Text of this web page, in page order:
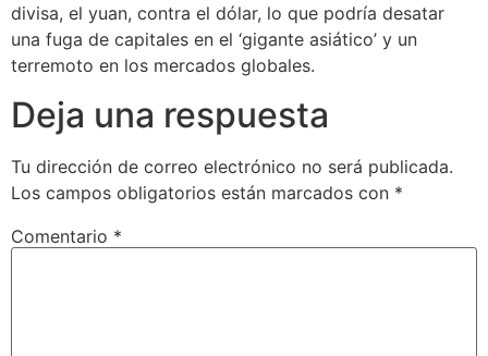
divisa, el yuan, contra el dólar, lo que podría desatar
una fuga de capitales en el ‘gigante asiático’ y un
terremoto en los mercados globales.
Deja una respuesta
Tu dirección de correo electrónico no será publicada.
Los campos obligatorios están marcados con *
Comentario *